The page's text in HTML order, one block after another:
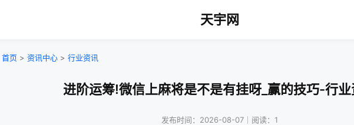
天宇网
首页 > 资讯中心 > 行业资讯
进阶运筹!微信上麻将是不是有挂呀_赢的技巧-行业
发布时间：2026-08-07｜阅读：1